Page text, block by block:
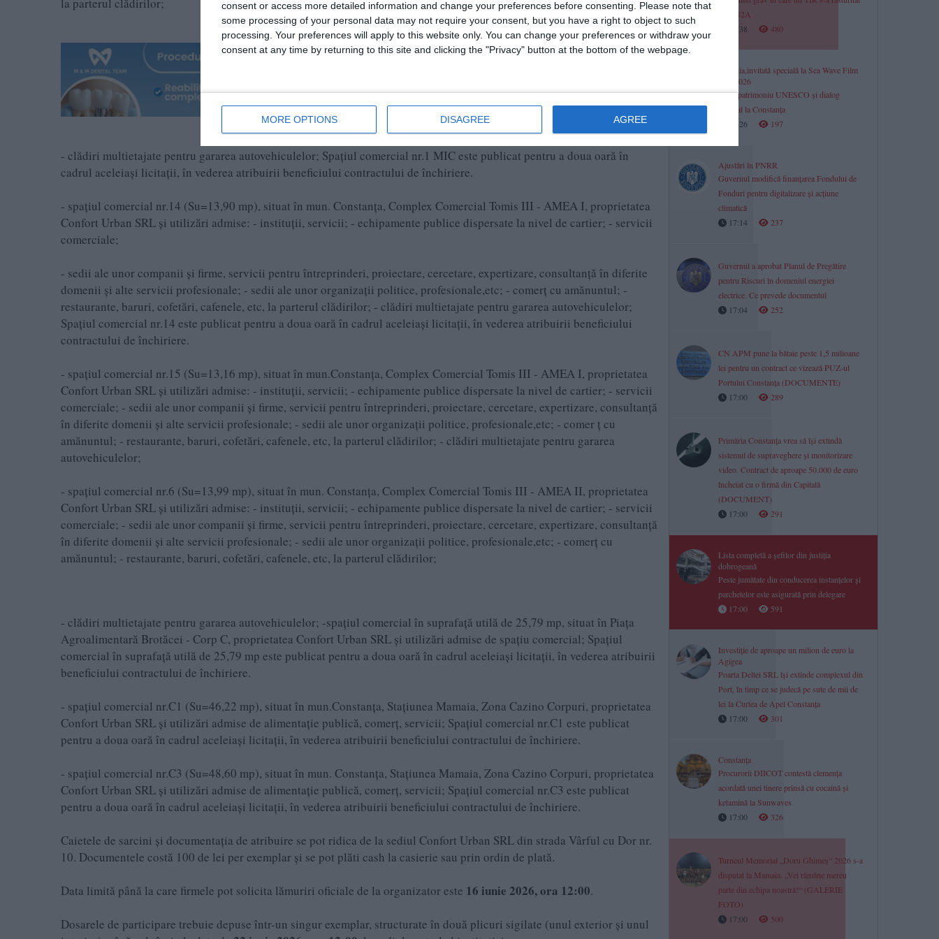
consent or access more detailed information and change your preferences before consenting.
Please note that
some processing of your personal data may not require your consent, but you have a right to object to such
processing. Your preferences will apply to this website only. You can change your preferences or withdraw your
consent at any time by returning to this site and clicking the "Privacy" button at the bottom of the webpage.
MORE OPTIONS DISAGREE AGREE
la parterul clădirilor;
- clădiri multietajate pentru gararea autovehiculelor; Spațiul comercial nr.1 MIC este publicat pentru a doua oară în
cadrul aceleiași licitații, în vederea atribuirii beneficiului contractului de închiriere.
- spațiul comercial nr.14 (Su=13,90 mp), situat în mun. Constanța, Complex Comercial Tomis III - AMEA I, proprietatea
Confort Urban SRL și utilizări admise: - instituții, servicii; - echipamente publice dispersate la nivel de cartier; - servicii
comerciale;
- sedii ale unor companii și firme, servicii pentru întreprinderi, proiectare, cercetare, expertizare, consultanță în diferite
domenii și alte servicii profesionale; - sedii ale unor organizații politice, profesionale,etc; - comerț cu amănuntul; -
restaurante, baruri, cofetări, cafenele, etc, la parterul clădirilor; - clădiri multietajate pentru gararea autovehiculelor;
Spațiul comercial nr.14 este publicat pentru a doua oară în cadrul aceleiași licitații, în vederea atribuirii beneficiului
contractului de închiriere.
- spațiul comercial nr.15 (Su=13,16 mp), situat în mun.Constanța, Complex Comercial Tomis III - AMEA I, proprietatea
Confort Urban SRL și utilizări admise: - instituții, servicii; - echipamente publice dispersate la nivel de cartier; - servicii
comerciale; - sedii ale unor companii și firme, servicii pentru întreprinderi, proiectare, cercetare, expertizare, consultanță
în diferite domenii și alte servicii profesionale; - sedii ale unor organizații politice, profesionale,etc; - comer ț cu
amănuntul; - restaurante, baruri, cofetări, cafenele, etc, la parterul clădirilor; - clădiri multietajate pentru gararea
autovehiculelor;
- spațiul comercial nr.6 (Su=13,99 mp), situat în mun. Constanța, Complex Comercial Tomis III - AMEA II, proprietatea
Confort Urban SRL și utilizări admise: - instituții, servicii; - echipamente publice dispersate la nivel de cartier; - servicii
comerciale; - sedii ale unor companii și firme, servicii pentru întreprinderi, proiectare, cercetare, expertizare, consultanță
în diferite domenii și alte servicii profesionale; - sedii ale unor organizații politice, profesionale,etc; - comerț cu
amănuntul; - restaurante, baruri, cofetări, cafenele, etc, la parterul clădirilor;
- clădiri multietajate pentru gararea autovehiculelor; -spațiul comercial în suprafață utilă de 25,79 mp, situat în Piața
Agroalimentară Brotăcei - Corp C, proprietatea Confort Urban SRL și utilizări admise de spațiu comercial; Spațiul
comercial în suprafață utilă de 25,79 mp este publicat pentru a doua oară în cadrul aceleiași licitații, în vederea atribuirii
beneficiului contractului de închiriere.
- spațiul comercial nr.C1 (Su=46,22 mp), situat în mun.Constanța, Stațiunea Mamaia, Zona Cazino Corpuri, proprietatea
Confort Urban SRL și utilizări admise de alimentație publică, comerț, servicii; Spațiul comercial nr.C1 este publicat
pentru a doua oară în cadrul aceleiași licitații, în vederea atribuirii beneficiului contractului de închiriere.
- spațiul comercial nr.C3 (Su=48,60 mp), situat în mun. Constanța, Stațiunea Mamaia, Zona Cazino Corpuri, proprietatea
Confort Urban SRL și utilizări admise de alimentație publică, comerț, servicii; Spațiul comercial nr.C3 este publicat
pentru a doua oară în cadrul aceleiași licitații, în vederea atribuirii beneficiului contractului de închiriere.
Caietele de sarcini și documentația de atribuire se pot ridica de la sediul Confort Urban SRL din strada Vârful cu Dor nr.
10. Documentele costă 100 de lei per exemplar și se pot plăti cash la casierie sau prin ordin de plată.
Data limită până la care firmele pot solicita lămuriri oficiale de la organizator este 16 iunie 2026, ora 12:00.
Dosarele de participare trebuie depuse într-un singur exemplar, structurate în două plicuri sigilate (unul exterior și unul
pe DN2A
17:38
480
Georgia,invitată specială la Sea Wave Film
Fest 2026
Film, patrimoniu UNESCO și dialog
cultural la Constanța
17:26
197
Ajustări în PNRR
Guvernul modifică finanțarea Fondului de
Fonduri pentru digitalizare și acțiune
climatică
17:14
237
Guvernul a aprobat Planul de Pregătire
pentru Riscuri în domeniul energiei
electrice. Ce prevede documentul
17:04
252
CN APM pune la bătaie peste 1,5 milioane
lei pentru un contract ce vizează PUZ-ul
Portului Constanța (DOCUMENTE)
17:00
289
Primăria Constanța vrea să își extindă
sistemul de supraveghere și monitorizare
video. Contract de aproape 50.000 de euro
încheiat cu o firmă din Capitală
(DOCUMENT)
17:00
291
Lista completă a șefilor din justiția
dobrogeană
Peste jumătate din conducerea instanțelor și
parchetelor este asigurată prin delegare
17:00
591
Investiție de aproape un milion de euro la
Agigea
Poarta Deltei SRL își extinde complexul din
Port, în timp ce se judecă pe sute de mii de
lei la Curtea de Apel Constanța
17:00
301
Constanța
Procurorii DIICOT contestă clemența
acordată unei tinere prinsă cu cocaină și
ketamină la Sunwaves
17:00
326
Turneul Memorial „Doru Ghimeș“ 2026 s-a
disputat la Mamaia. „Vei rămâne mereu
parte din echipa noastră!“ (GALERIE
FOTO)
17:00
500